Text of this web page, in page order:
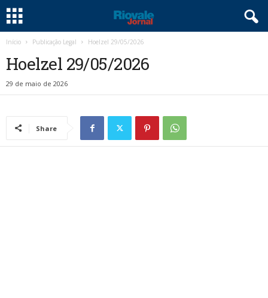
Início Publicação Legal Hoelzel 29/05/2026
Hoelzel 29/05/2026
29 de maio de 2026
Share